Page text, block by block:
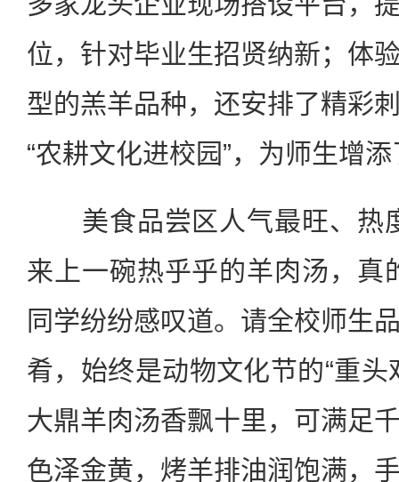
位，针对毕业生招贤纳新；体
型的羔羊品种，还安排了精彩
“农耕文化进校园”，为师生增
美食品尝区人气最旺、热
来上一碗热乎乎的羊肉汤，真
同学纷纷感叹道。请全校师生
肴，始终是动物文化节的“重头
大鼎羊肉汤香飘十里，可满足
色泽金黄，烤羊排油润饱满，